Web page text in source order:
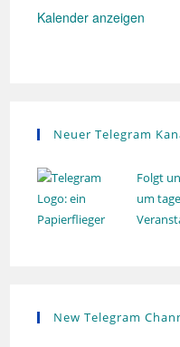
Kalender anzeigen
Neuer Telegram
Folgt
um
New Telegram